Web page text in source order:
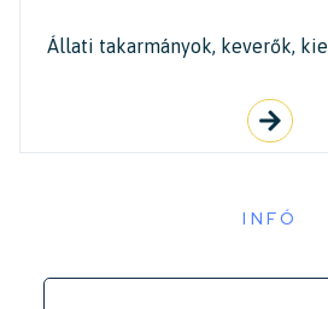
Állati takarmányok, keverők,
INFÓ